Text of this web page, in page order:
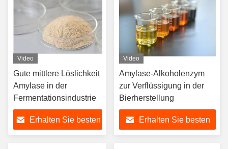
Video
Gute mittlere Löslichkeit
Amylase in der
Fermentationsindustrie
Erhalten Sie besten
Video
Amylase-Alkoholenzym
zur Verflüssigung in der
Bierherstellung
Erhalten Sie besten